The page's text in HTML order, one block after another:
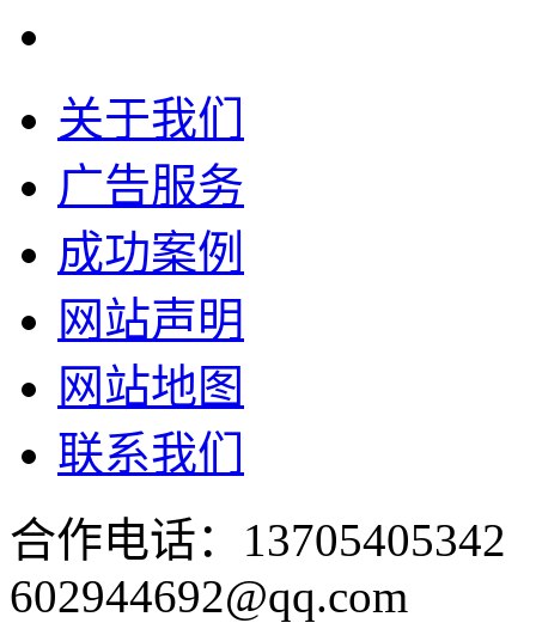
关于我们
广告服务
成功案例
网站声明
网站地图
联系我们
合作电话：
602944692@qq.com